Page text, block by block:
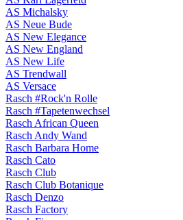
AS Michalsky
AS Neue Bude
AS New Elegance
AS New England
AS New Life
AS Trendwall
AS Versace
Rasch #Rock'n Rolle
Rasch #Tapetenwechsel
Rasch African Queen
Rasch Andy Wand
Rasch Barbara Home
Rasch Cato
Rasch Club
Rasch Club Botanique
Rasch Denzo
Rasch Factory